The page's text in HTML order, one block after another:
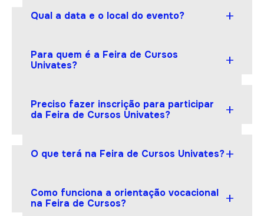
Qual a data e o local do evento?
outubro de 2026, no campus da Univates.
Para quem é a Feira de Cursos
Univates?
a estudantes de Ensino Médio e a pessoas
interessadas em conhecer a Instituição para
Preciso fazer inscrição para participar
da Feira de Cursos Univates?
necessário realizar inscrição prévia, que é
totalmente gratuita.
O que terá na Feira de Cursos Univates?
imersão na rotina universitária, por meio de tour
pelo campus, atividades práticas dos cursos de
Como funciona a orientação vocacional
na Feira de Cursos?